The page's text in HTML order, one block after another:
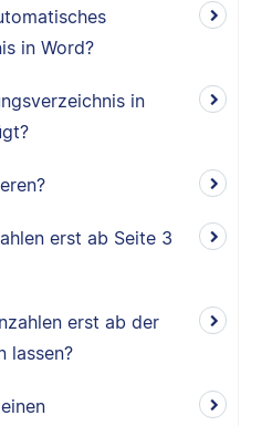
in Word?
in
erst ab Seite 3
erst ab der
lassen?